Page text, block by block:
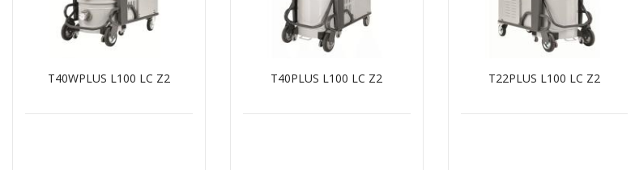
T40PLUS L100 LC Z2 T22PLUS L100 LC Z2 CTT40IECEX Z1